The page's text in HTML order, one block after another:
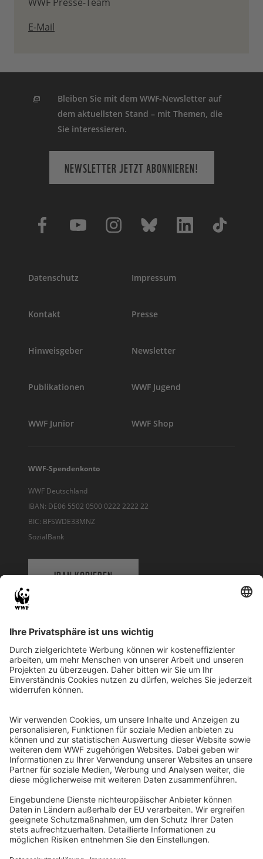
E-Mail
Bleiben Sie mit dem WWF-Newsletter auf
dem aktuellsten Stand – mit Themen, die
Sie interessieren.
NEWSLETTER JETZT ABONNIEREN!
Datenschutz Impressum
Kontakt Presse
Hinweisgeber Newsletter
Publikationen WWF Jugend
WWF Junior WWF Shop
WWF-Spendenkonto
WWF Deutschland
IBAN: DE06 5502 0500 0222 2222 22
BIC: BFSWDE33MNZ
SozialBank
IBAN KOPIEREN
WWF Deutschland
Reinhardtstr. 18
10117 Berlin
Ihre Spende kann steuerlich geltend gemacht werden
Registriert als Stiftung WWF Deutschland, Senatsverwaltung für
Justiz Berlin, Az: 3416/976/2
Umsatzsteuer-Identifikationsnummer: DE 114236103
Freistellungsbescheid: Als gemeinnützige Körperschaft befreit
von der Körperschaftssteuer gem. §5 I 9 KStg. unter der
Steuernummer 27/641/09321